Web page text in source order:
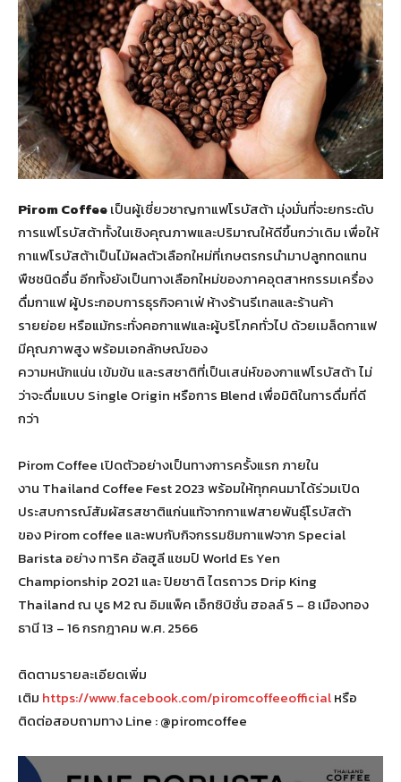
Pirom Coffeeเป็นผู้เชี่ยวชาญกาแฟโรบัสต้า มุ่งมั่นที่จะยกระดับ
การแฟโรบัสต้าทั้งในเชิงคุณภาพและปริมาณให้ดีขึ้นกว่าเดิม เพื่อให้
กาแฟโรบัสต้าเป็นไม้ผลตัวเลือกใหม่ที่เกษตรกรนำมาปลูกทดแทน
พืชชนิดอื่น อีกทั้งยังเป็นทางเลือกใหม่ของภาคอุตสาหกรรมเครื่อง
ดื่มกาแฟ ผู้ประกอบการธุรกิจคาเฟ่ ห้างร้านรีเทลและร้านค้า
รายย่อย หรือแม้กระทั่งคอกาแฟและผู้บริโภคทั่วไป ด้วยเมล็ดกาแฟ
มีคุณภาพสูง พร้อมเอกลักษณ์ของ
ความหนักแน่น เข้มข้น และรสชาติที่เป็นเสน่ห์ของกาแฟโรบัสต้า ไม่
ว่าจะดื่มแบบ Single Origin หรือการ Blend เพื่อมิติในการดื่มที่ดี
กว่า
Pirom Coffee เปิดตัวอย่างเป็นทางการครั้งแรก ภายใน
งาน Thailand Coffee Fest 2023 พร้อมให้ทุกคนมาได้ร่วมเปิด
ประสบการณ์สัมผัสรสชาติแก่นแท้จากกาแฟสายพันธุ์โรบัสต้า
ของ Pirom coffee และพบกับกิจกรรมชิมกาแฟจาก Special
Barista อย่าง ทาริค อัลฮูลี แชมป์ World Es Yen
Championship 2021 และ ปิยชาติ ไตรถาวร Drip King
Thailand ณ บูธ M2 ณ อิมแพ็ค เอ็กซิบิชั่น ฮอลล์ 5 – 8 เมืองทอง
ธานี 13 – 16 กรกฎาคม พ.ศ. 2566
ติดตามรายละเอียดเพิ่ม
เติม https://www.facebook.com/piromcoffeeofficialหรือ
ติดต่อสอบถามทาง Line : @piromcoffee